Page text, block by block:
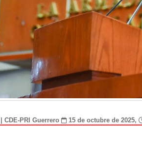
CDE-PRI Guerrero 15 de octubre de 2025,